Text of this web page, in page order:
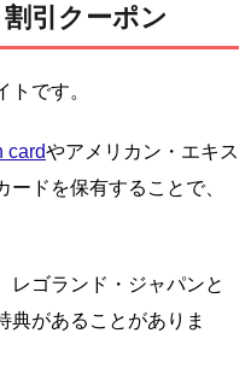
引クーポン
です。
cardやアメリカン・エキス
ドを保有することで、
レゴランド・ジャパンと
典があることがありま